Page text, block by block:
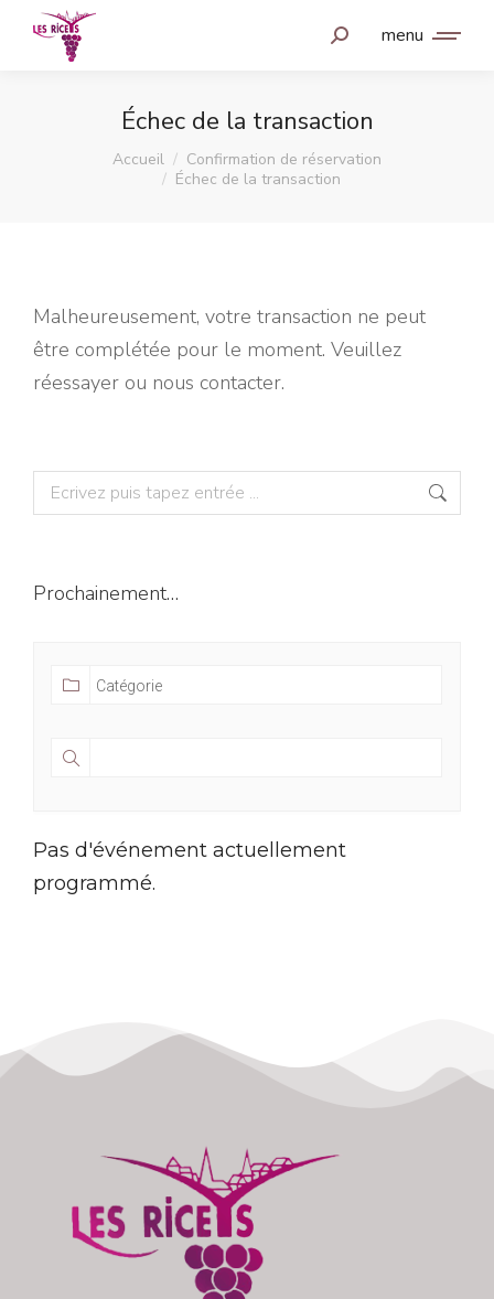
menu
Échec de la transaction
Vous êtes ici :
Accueil
Confirmation de réservation
Échec de la transaction
Malheureusement, votre transaction ne peut
être complétée pour le moment. Veuillez
réessayer ou nous contacter.
Prochainement…
Pas d'événement actuellement
programmé.